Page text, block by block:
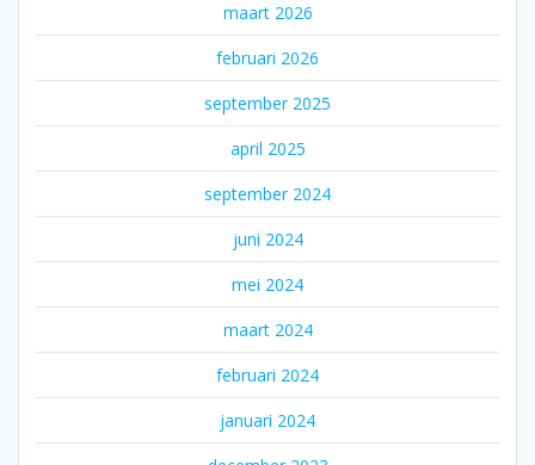
maart 2026
februari 2026
september 2025
april 2025
september 2024
juni 2024
mei 2024
maart 2024
februari 2024
januari 2024